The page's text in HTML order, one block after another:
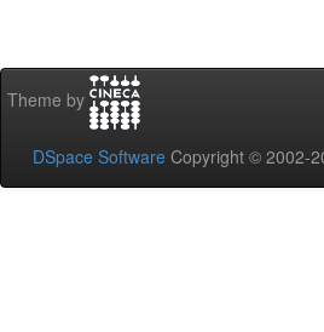
Theme by
DSpace Software Copyright © 2002-